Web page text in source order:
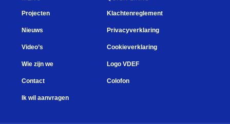
Projecten
Nieuws
Video’s
Wie zijn we
Contact
Ik wil aanvragen
Klachtenreglement
Privacyverklaring
Cookieverklaring
Logo VDEF
Colofon